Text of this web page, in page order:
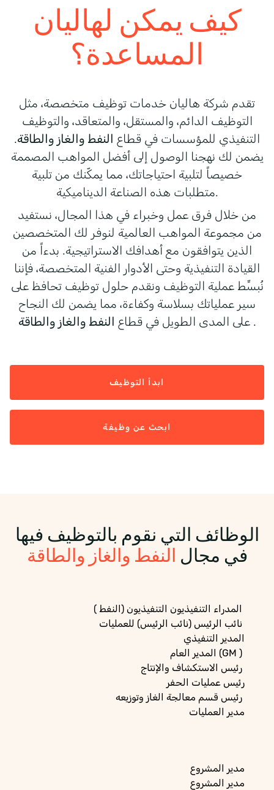
كيف يمكن لهاليان
المساعدة؟
تقدم شركة هاليان خدمات توظيف متخصصة، مثل
التوظيف الدائم، والمستقل، والمتعاقد، والتوظيف
التنفيذي للمؤسسات في قطاع النفط والغاز والطاقة.
يضمن لك نهجنا الوصول إلى أفضل المواهب المصممة
خصيصاً لتلبية احتياجاتك، مما يمكّنك من تلبية
متطلبات هذه الصناعة الديناميكية.
من خلال فرق عمل وخبراء في هذا المجال، نستفيد
من مجموعة المواهب العالمية لنوفر لك المتخصصين
الذين يتوافقون مع أهدافك الاستراتيجية. بدءاً من
القيادة التنفيذية وحتى الأدوار الفنية المتخصصة، فإننا
نُبسِّط عملية التوظيف ونقدم حلول توظيف تحافظ على
سير عملياتك بسلاسة وكفاءة، مما يضمن لك النجاح
على المدى الطويل في قطاعالنفط والغاز والطاقة .
ابدأ التوظيف
ابحث عن وظيفة
الوظائف التي نقوم بالتوظيف فيها
في مجال النفط والغاز والطاقة
المدير التنفيذي
المدير العام (GM )
رئيس عمليات الحفر
مدير العمليات
مدير المشروع
مدير المشروع